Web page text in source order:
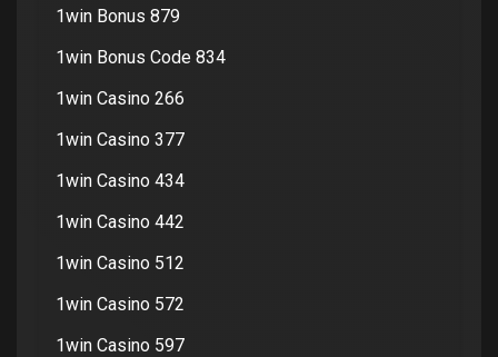
1win Bonus 879
1win Bonus Code 834
1win Casino 266
1win Casino 377
1win Casino 434
1win Casino 442
1win Casino 512
1win Casino 572
1win Casino 597